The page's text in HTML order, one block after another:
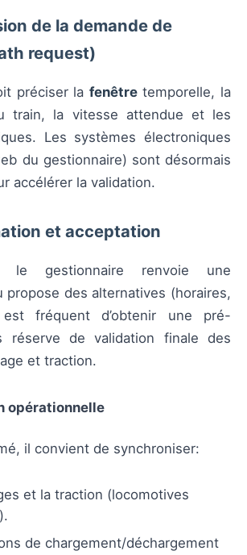
de la demande de
request)
préciser la fenêtretemporelle, la
train, la vitesse attendue et les
Les systèmes électroniques
du gestionnaire) sont désormais
accélérer la validation.
et acceptation
le gestionnaire renvoie une
propose des alternatives (horaires,
fréquent d’obtenir une pré-
réserve de validation finale des
et traction.
opérationnelle
il convient de synchroniser:
et la traction (locomotives
de chargement/déchargement